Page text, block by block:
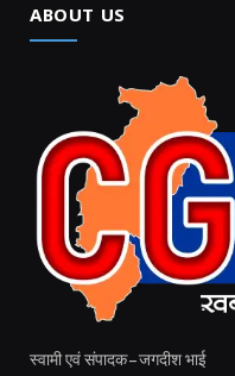
ABOUT US
स्वामी एवं संपादक – जगदीश भाई